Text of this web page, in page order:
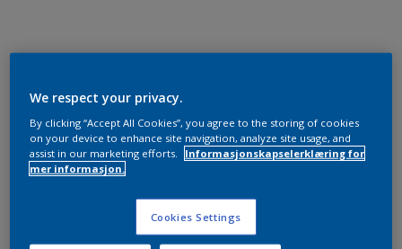
We respect your privacy.
By clicking “Accept All Cookies”, you agree to the storing of cookies
on your device to enhance site navigation, analyze site usage, and
assist in our marketing efforts.
Informasjonskapselerklæring for
mer informasjon.
Cookies Settings